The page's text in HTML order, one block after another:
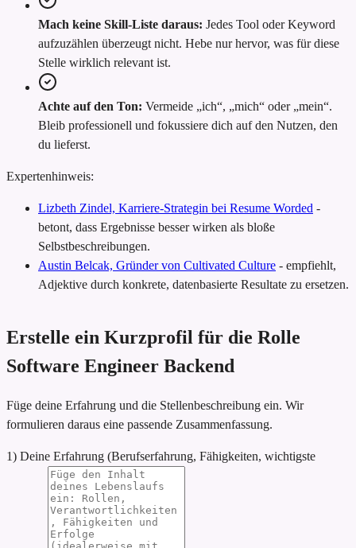
Mach keine Skill-Liste daraus: Jedes Tool oder Keyword
aufzuzählen überzeugt nicht. Hebe nur hervor, was für diese
Stelle wirklich relevant ist.
Achte auf den Ton: Vermeide „ich“, „mich“ oder „mein“.
Bleib professionell und fokussiere dich auf den Nutzen, den
du lieferst.
Expertenhinweis:
Lizbeth Zindel, Karriere-Strategin bei Resume Worded -
betont, dass Ergebnisse besser wirken als bloße
Selbstbeschreibungen.
Austin Belcak, Gründer von Cultivated Culture - empfiehlt,
Adjektive durch konkrete, datenbasierte Resultate zu ersetzen.
Erstelle ein Kurzprofil für die Rolle
Software Engineer Backend
Füge deine Erfahrung und die Stellenbeschreibung ein. Wir
formulieren daraus eine passende Zusammenfassung.
1) Deine Erfahrung (Berufserfahrung, Fähigkeiten, wichtigste